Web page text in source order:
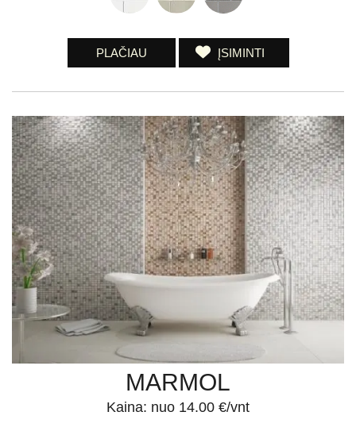
PLAČIAU ĮSIMINTI
MARMOL
Kaina: nuo 14.00 €/vnt